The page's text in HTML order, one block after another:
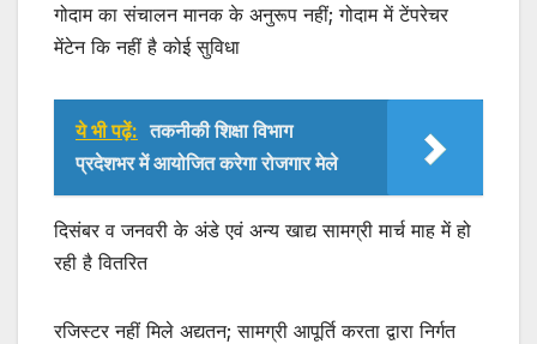
गोदाम का संचालन मानक के अनुरूप नहीं; गोदाम में टेंपरेचर
मेंटेन कि नहीं है कोई सुविधा
ये भी पढ़ें: तकनीकी शिक्षा विभाग
प्रदेशभर में आयोजित करेगा रोजगार मेले
दिसंबर व जनवरी के अंडे एवं अन्य खाद्य सामग्री मार्च माह में हो
रही है वितरित
रजिस्टर नहीं मिले अद्यतन; सामग्री आपूर्ति करता द्वारा निर्गत